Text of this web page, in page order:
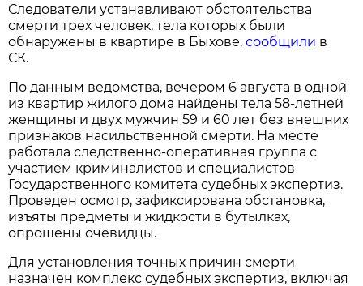
Следователи устанавливают обстоятельства
смерти трех человек, тела которых были
обнаружены в квартире в Быхове,сообщили в
СК.
По данным ведомства, вечером 6 августа в одной
из квартир жилого дома найдены тела 58-летней
женщины и двух мужчин 59 и 60 лет без внешних
признаков насильственной смерти. На месте
работала следственно-оперативная группа с
участием криминалистов и специалистов
Государственного комитета судебных экспертиз.
Проведен осмотр, зафиксирована обстановка,
изъяты предметы и жидкости в бутылках,
опрошены очевидцы.
Для установления точных причин смерти
назначен комплекс судебных экспертиз, включая